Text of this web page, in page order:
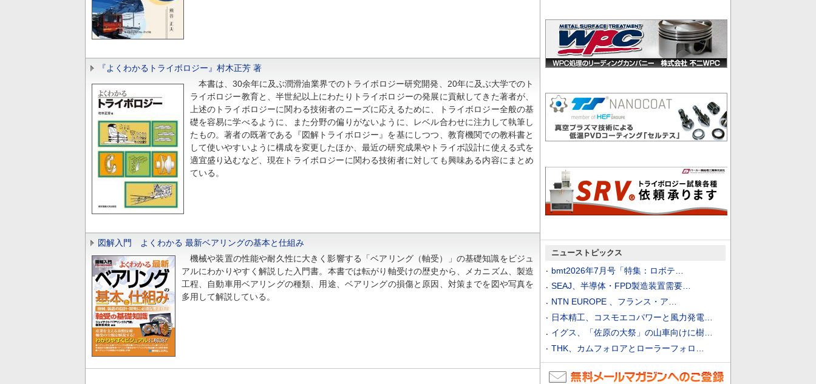
『よくわかるトライボロジー』村木正芳 著
本書は、30余年に及ぶ潤滑油業界でのトライボロジー研究開発、20年に及ぶ大学でのト
ライボロジー教育と、半世紀以上にわたりトライボロジーの発展に貢献してきた著者が、
上述のトライボロジーに関わる技術者のニーズに応えるために、トライボロジー全般の基
礎を容易に学べるように、また分野の偏りがないように、レベル合わせに注力して執筆し
たもの。著者の既著である『図解トライボロジー』を基にしつつ、教育機関での教科書と
して使いやすいように構成を変更したほか、最近の研究成果やトライボ設計に使える式を
適宜盛り込むなど、現在トライボロジーに関わる技術者に対しても興味ある内容にまとめ
ている。
図解入門 よくわかる 最新ベアリングの基本と仕組み
機械や装置の性能や耐久性に大きく影響する「ベアリング（軸受）」の基礎知識をビジュ
アルにわかりやすく解説した入門書。本書では転がり軸受けの歴史から、メカニズム、製造
工程、自動車用ベアリングの種類、用途、ベアリングの損傷と原因、対策までを図や写真を
多用して解説している。
ニューストピックス
bmt2026年7月号「特集：ロボテ…
SEAJ、半導体・FPD製造装置需要…
NTN EUROPE 、フランス・ア…
日本精工、コスモエコパワーと風力発電…
イグス、「佐原の大祭」の山車向けに樹…
THK、カムフォロアとローラーフォロ…